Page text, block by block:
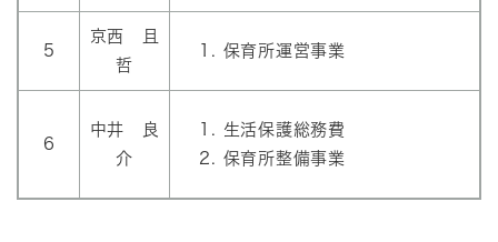
5
京西 且
哲
保育所運営事業
6
中井 良
介
生活保護総務費
保育所整備事業